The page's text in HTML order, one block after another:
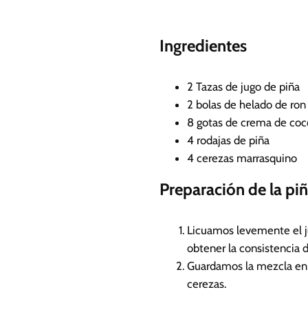
u
Ingredientes
2 Tazas de jugo de piña
2 bolas de helado de
8 gotas de crema de
4 rodajas de piña
4 cerezas marrasquino
Preparación de la
Licuamos levemente el
obtener la consistencia
Guardamos la mezcla
cerezas.